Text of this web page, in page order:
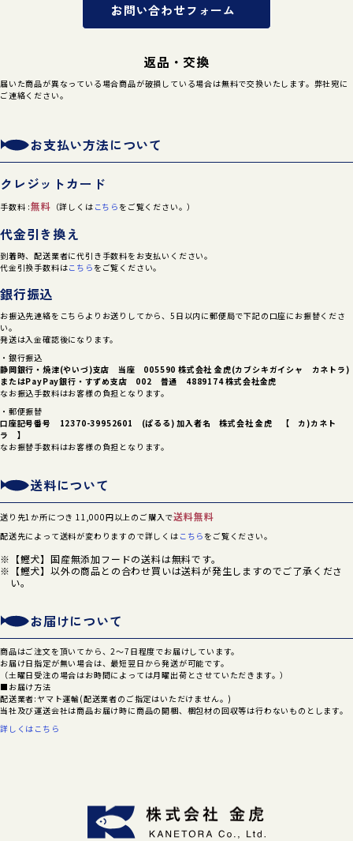
お問い合わせフォーム
返品・交換
届いた商品が異なっている場合商品が破損している場合は無料で交換いたします。弊社宛に
ご連絡ください。
お支払い方法について
クレジットカード
手数料 :無料 （詳しくは こちら をご覧ください。）
代金引き換え
到着時、配送業者に代引き手数料をお支払いください。
代金引換手数料はこちら をご覧ください。
銀行振込
お振込先連絡をこちらよりお送りしてから、5日以内に郵便局で下記の口座にお振替くださ
い。
発送は入金確認後になります。
・銀行振込
静岡銀行・焼津(やいづ)支店 当座 005590 株式会社 金虎(カブシキガイシャ カネトラ)
またはPayPay銀行・すずめ支店 002 普通 4889174 株式会社金虎
なお振込手数料はお客様の負担となります。
・郵便振替
口座記号番号 12370-39952601 (ぱるる) 加入者名 株式会社 金虎 【 カ)カネト
ラ 】
なお振替手数料はお客様の負担となります。
送料について
送り先1か所につき 11,000円以上のご購入で送料無料
配送先によって送料が変わりますので詳しくは こちら をご覧ください。
【鰹犬】国産無添加フードの送料は無料です。
【鰹犬】以外の商品との合わせ買いは送料が発生しますのでご了承くださ
い。
お届けについて
商品はご注文を頂いてから、2～7日程度でお届けしています。
お届け日指定が無い場合は、最短翌日から発送が可能です。
（土曜日受注の場合はお時間によっては月曜出荷とさせていただきます。）
■お届け方法
配送業者:ヤマト運輸(配送業者のご指定はいただけません。)
当社及び運送会社は商品お届け時に商品の開梱、梱包材の回収等は行わないものとします。
詳しくはこちら